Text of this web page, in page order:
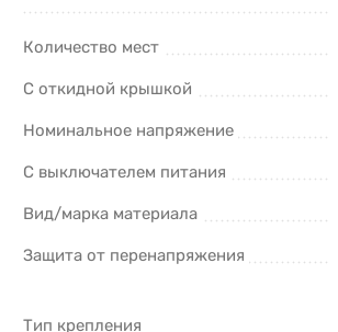
Количество мест
С откидной крышкой
Номинальное напряжение
С выключателем питания
Вид/марка материала
Защита от перенапряжения
Тип крепления